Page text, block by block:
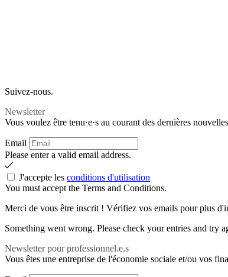
Suivez-nous.
Newsletter
Vous voulez être tenu·e·s au courant des dernières
Email
Please enter a valid email address.
J'accepte les conditions d'utilisation
You must accept the Terms and Conditions.
Merci de vous être inscrit ! Vérifiez vos emails pour plus
Something went wrong. Please check your entries and try
Newsletter pour professionnel.e.s
Vous êtes une entreprise de l'économie sociale et/ou vos